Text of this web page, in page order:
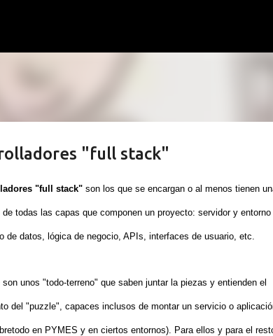
"full stack"
"full stack" son los que se encargan o al menos tienen
todas las capas que componen un proyecto: servidor y entorno
de datos, lógica de negocio, APIs, interfaces de usuario, etc.
son unos "todo-terreno" que saben juntar la piezas y entienden el
del "puzzle", capaces inclusos de montar un servicio o
en PYMES y en ciertos entornos). Para ellos y para el